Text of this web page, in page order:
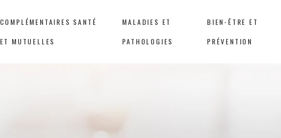
COMPLÉMENTAIRES SANTÉ
ET MUTUELLES
MALADIES ET
PATHOLOGIES
BIEN-ÊTRE ET
PRÉVENTION